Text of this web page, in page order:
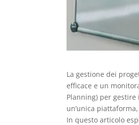
La gestione dei
efficace e un
Planning) per
un’unica
In questo articolo